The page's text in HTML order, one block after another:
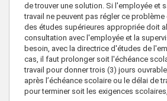
de trouver une solution. Si l'employée et
travail ne peuvent pas régler ce problème
des études supérieures appropriée doit
consultation avec l'employée et la
besoin, avec la directrice d'études de
cas, il faut prolonger soit l'échéance
travail pour donner trois (3) jours
après l’échéance scolaire ou le délai de
pour terminer soit les exigences